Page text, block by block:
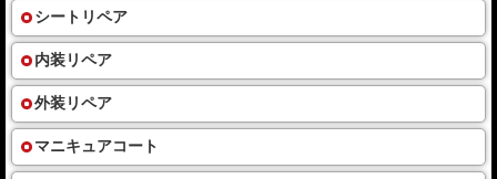
シートリペア
内装リペア
外装リペア
マニキュアコート